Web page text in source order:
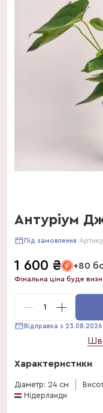
Антуріум
Під замовлення
1 600 ₴ +80
Фінальна ціна буде
1
Відправка з 23.08.2026
Характеристики
Діаметр: 24 см
Нідерланди